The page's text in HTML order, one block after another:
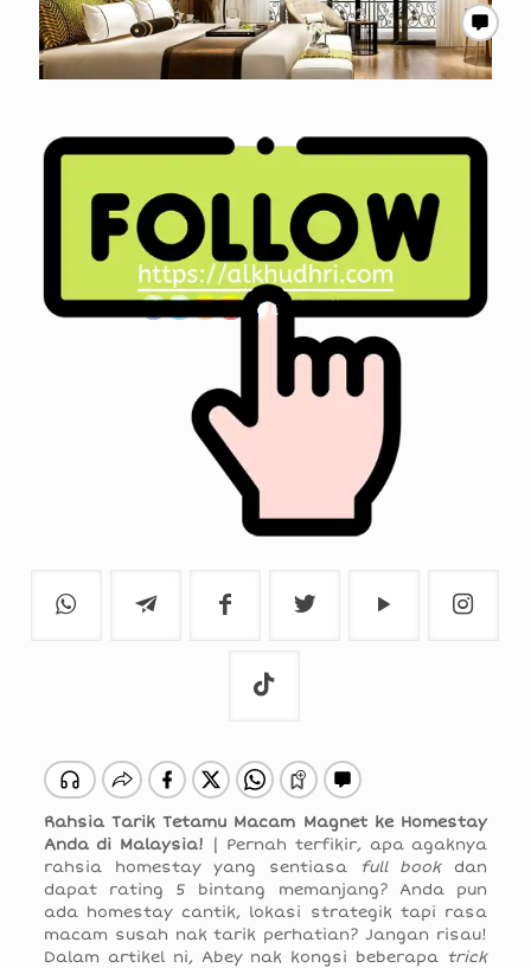
Rahsia Tarik Tetamu Macam Magnet ke Homestay
Anda di Malaysia! | Pernah terfikir, apa agaknya
rahsia homestay yang sentiasa
full bookdan
dapat rating 5 bintang memanjang? Anda pun
ada homestay cantik, lokasi strategik tapi rasa
macam susah nak tarik perhatian? Jangan risau!
Dalam artikel ni, Abey nak kongsi beberapa trick